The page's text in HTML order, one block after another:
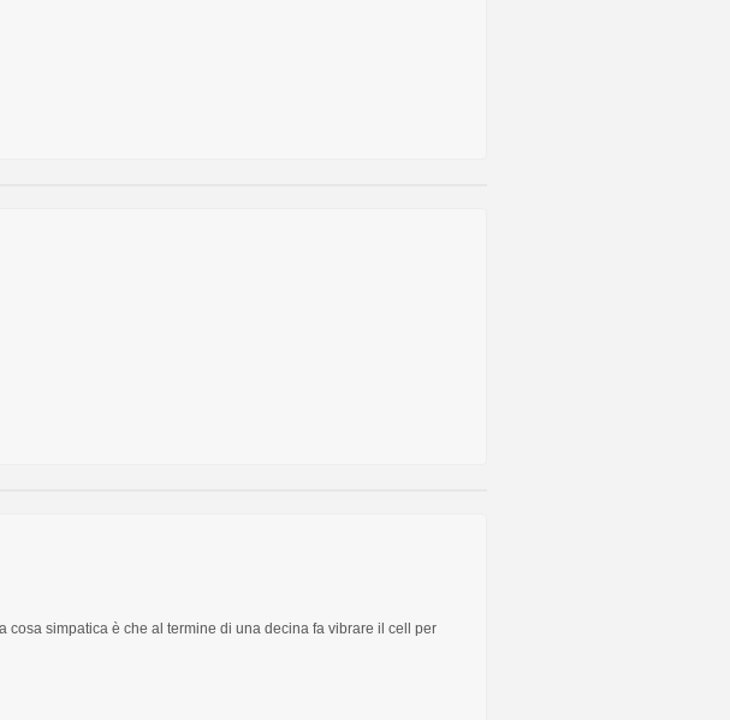
simpatica è che al termine di una decina fa vibrare il cell per